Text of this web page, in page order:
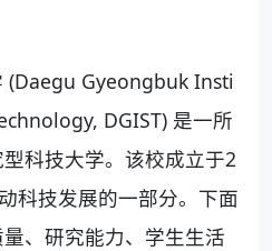
(Daegu Gyeongbuk Insti
DGIST) 是一所
科技大学。该校成立于2
科技发展的一部分。下面
、研究能力、学生生活